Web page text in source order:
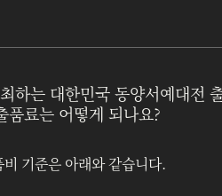
하는 대한민국 동양서예대전
품료는 어떻게 되나요?
기준은 아래와 같습니다.